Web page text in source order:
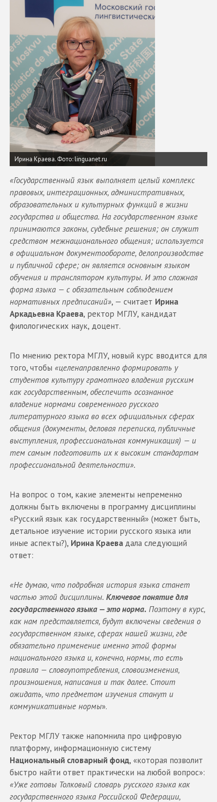
Ирина Краева. Фото: linguanet.ru
«Государственный язык выполняет целый комплекс
правовых, интеграционных, административных,
образовательных и культурных функций в жизни
государства и общества. На государственном языке
принимаются законы, судебные решения; он служит
средством межнационального общения; используется
в официальном документообороте, делопроизводстве
и публичной сфере; он является основным языком
обучения и транслятором культуры. И это сложная
форма языка — с обязательным соблюдением
нормативных предписаний», — считает Ирина
Аркадьевна Краева, ректор МГЛУ, кандидат
филологических наук, доцент.
По мнению ректора МГЛУ, новый курс вводится для
того, чтобы «целенаправленно формировать у
студентов культуру грамотного владения русским
как государственным, обеспечить осознанное
владение нормами современного русского
литературного языка во всех официальных сферах
общения (документы, деловая переписка, публичные
выступления, профессиональная коммуникация) — и
тем самым подготовить их к высоким стандартам
профессиональной деятельности».
На вопрос о том, какие элементы непременно
должны быть включены в программу дисциплины
«Русский язык как государственный» (может быть,
детальное изучение истории русского языка или
иные аспекты?), Ирина Краева дала следующий
ответ:
«Не думаю, что подробная история языка станет
частью этой дисциплины. Ключевое понятие для
государственного языка — это норма. Поэтому в курс,
как нам представляется, будут включены сведения о
государственном языке, сферах нашей жизни, где
обязательно применение именно этой формы
национального языка и, конечно, нормы, то есть
правила — словоупотребления, словоизменения,
произношения, написания и так далее. Стоит
ожидать, что предметом изучения станут и
коммуникативные нормы».
Ректор МГЛУ также напомнила про цифровую
платформу, информационную систему
Национальный словарный фонд, «которая позволит
быстро найти ответ практически на любой вопрос»:
«Уже готовы Толковый словарь русского языка как
государственного языка Российской Федерации,